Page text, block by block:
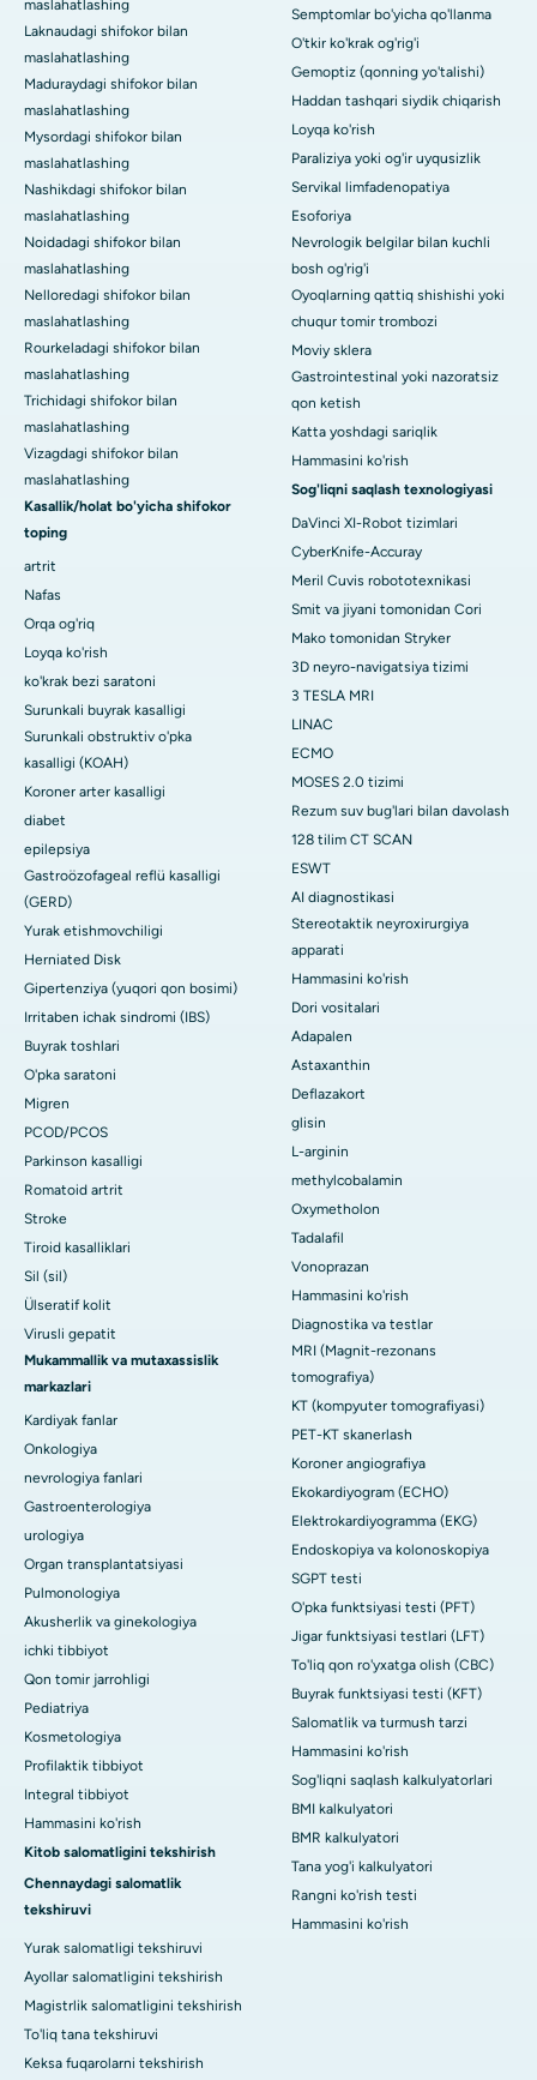
maslahatlashing
Laknaudagi shifokor bilan
maslahatlashing
Maduraydagi shifokor bilan
maslahatlashing
Mysordagi shifokor bilan
maslahatlashing
Nashikdagi shifokor bilan
maslahatlashing
Noidadagi shifokor bilan
maslahatlashing
Nelloredagi shifokor bilan
maslahatlashing
Rourkeladagi shifokor bilan
maslahatlashing
Trichidagi shifokor bilan
maslahatlashing
Vizagdagi shifokor bilan
maslahatlashing
Kasallik/holat bo'yicha shifokor
toping
artrit
Nafas
Orqa og'riq
Loyqa ko'rish
ko'krak bezi saratoni
Surunkali buyrak kasalligi
Surunkali obstruktiv o'pka
kasalligi (KOAH)
Koroner arter kasalligi
diabet
epilepsiya
Gastroözofageal reflü kasalligi
(GERD)
Yurak etishmovchiligi
Herniated Disk
Gipertenziya (yuqori qon bosimi)
Irritaben ichak sindromi (IBS)
Buyrak toshlari
O'pka saratoni
Migren
PCOD/PCOS
Parkinson kasalligi
Romatoid artrit
Stroke
Tiroid kasalliklari
Sil (sil)
Ülseratif kolit
Virusli gepatit
Mukammallik va mutaxassislik
markazlari
Kardiyak fanlar
Onkologiya
nevrologiya fanlari
Gastroenterologiya
urologiya
Organ transplantatsiyasi
Pulmonologiya
Akusherlik va ginekologiya
ichki tibbiyot
Qon tomir jarrohligi
Pediatriya
Kosmetologiya
Profilaktik tibbiyot
Integral tibbiyot
Hammasini ko'rish
Kitob salomatligini tekshirish
Chennaydagi salomatlik
tekshiruvi
Yurak salomatligi tekshiruvi
Ayollar salomatligini tekshirish
Magistrlik salomatligini tekshirish
To'liq tana tekshiruvi
Keksa fuqarolarni tekshirish
Semptomlar bo'yicha qo'llanma
O'tkir ko'krak og'rig'i
Gemoptiz (qonning yo'talishi)
Haddan tashqari siydik chiqarish
Loyqa ko'rish
Paraliziya yoki og'ir uyqusizlik
Servikal limfadenopatiya
Esoforiya
Nevrologik belgilar bilan kuchli
bosh og'rig'i
Oyoqlarning qattiq shishishi yoki
chuqur tomir trombozi
Moviy sklera
Gastrointestinal yoki nazoratsiz
qon ketish
Katta yoshdagi sariqlik
Hammasini ko'rish
Sog'liqni saqlash texnologiyasi
DaVinci XI-Robot tizimlari
CyberKnife-Accuray
Meril Cuvis robototexnikasi
Smit va jiyani tomonidan Cori
Mako tomonidan Stryker
3D neyro-navigatsiya tizimi
3 TESLA MRI
LINAC
ECMO
MOSES 2.0 tizimi
Rezum suv bug'lari bilan davolash
128 tilim CT SCAN
ESWT
AI diagnostikasi
Stereotaktik neyroxirurgiya
apparati
Hammasini ko'rish
Dori vositalari
Adapalen
Astaxanthin
Deflazakort
glisin
L-arginin
methylcobalamin
Oxymetholon
Tadalafil
Vonoprazan
Hammasini ko'rish
Diagnostika va testlar
MRI (Magnit-rezonans
tomografiya)
KT (kompyuter tomografiyasi)
PET-KT skanerlash
Koroner angiografiya
Ekokardiyogram (ECHO)
Elektrokardiyogramma (EKG)
Endoskopiya va kolonoskopiya
SGPT testi
O'pka funktsiyasi testi (PFT)
Jigar funktsiyasi testlari (LFT)
To'liq qon ro'yxatga olish (CBC)
Buyrak funktsiyasi testi (KFT)
Salomatlik va turmush tarzi
Hammasini ko'rish
Sog'liqni saqlash kalkulyatorlari
BMI kalkulyatori
BMR kalkulyatori
Tana yog'i kalkulyatori
Rangni ko'rish testi
Hammasini ko'rish